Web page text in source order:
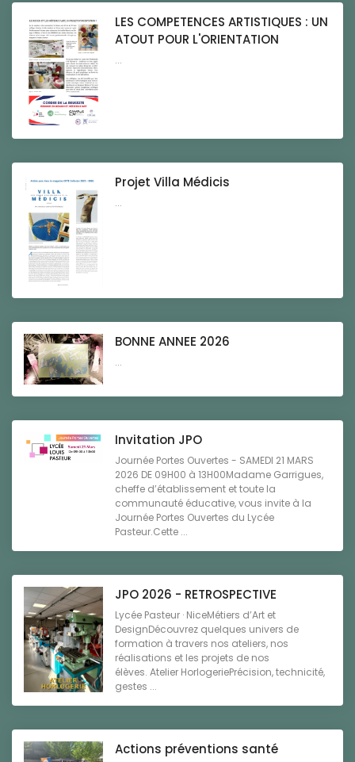
LES COMPETENCES ARTISTIQUES : UN
ATOUT POUR L'ORIENTATION
...
Projet Villa Médicis
...
BONNE ANNEE 2026
...
Invitation JPO
Journée Portes Ouvertes - SAMEDI 21 MARS
2026 DE 09H00 à 13H00Madame Garrigues,
cheffe d’établissement et toute la
communauté éducative, vous invite à la
Journée Portes Ouvertes du Lycée
Pasteur.Cette ...
JPO 2026 - RETROSPECTIVE
Lycée Pasteur · NiceMétiers d’Art et
DesignDécouvrez quelques univers de
formation à travers nos ateliers, nos
réalisations et les projets de nos
élèves. Atelier HorlogeriePrécision, technicité,
gestes ...
Actions préventions santé